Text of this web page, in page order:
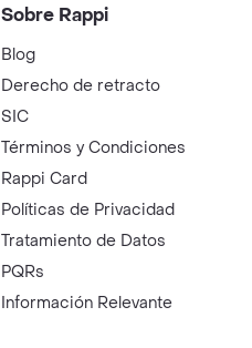
Sobre Rappi
Blog
Derecho de retracto
SIC
Términos y Condiciones
Rappi Card
Políticas de Privacidad
Tratamiento de Datos
PQRs
Información Relevante